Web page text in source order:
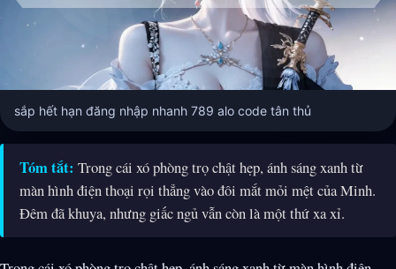
sắp hết hạn đăng nhập nhanh 789 alo code tân thủ
Tóm tắt: Trong cái xó phòng trọ chật hẹp, ánh sáng xanh từ
màn hình điện thoại rọi thẳng vào đôi mắt mỏi mệt của Minh.
Đêm đã khuya, nhưng giấc ngủ vẫn còn là một thứ xa xỉ.